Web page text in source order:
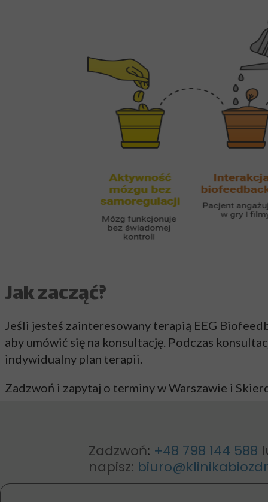
Jak zacząć?
Jeśli jesteś zainteresowany terapią EEG
aby umówić się na konsultację. Podczas
indywidualny plan terapii.
Zadzwoń i zapytaj o terminy w Warszawie i
Zadzwoń: +48 798 144 588
napisz: